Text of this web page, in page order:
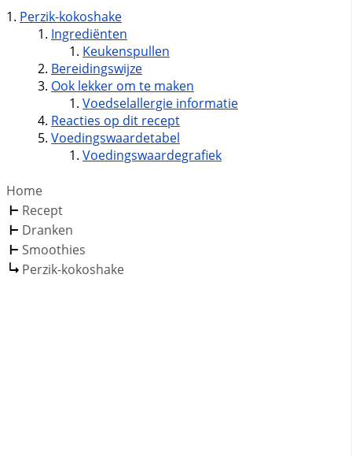
Perzik-kokoshake
Ingrediënten
Keukenspullen
Bereidingswijze
Ook lekker om te maken
Voedselallergie informatie
Reacties op dit recept
Voedingswaardetabel
Voedingswaardegrafiek
Home
Recept
Dranken
Smoothies
Perzik-kokoshake